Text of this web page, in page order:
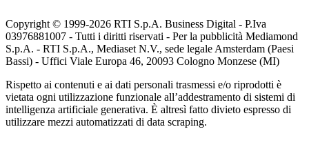
Copyright © 1999-2026 RTI S.p.A. Business Digital - P.Iva
03976881007 - Tutti i diritti riservati - Per la pubblicità Mediamond
S.p.A. - RTI S.p.A., Mediaset N.V., sede legale Amsterdam (Paesi
Bassi) - Uffici Viale Europa 46, 20093 Cologno Monzese (MI)
Rispetto ai contenuti e ai dati personali trasmessi e/o riprodotti è
vietata ogni utilizzazione funzionale all’addestramento di sistemi di
intelligenza artificiale generativa. È altresì fatto divieto espresso di
utilizzare mezzi automatizzati di data scraping.